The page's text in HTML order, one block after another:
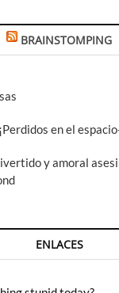
BRAINSTOMPING
en el
y amoral
ENLACES